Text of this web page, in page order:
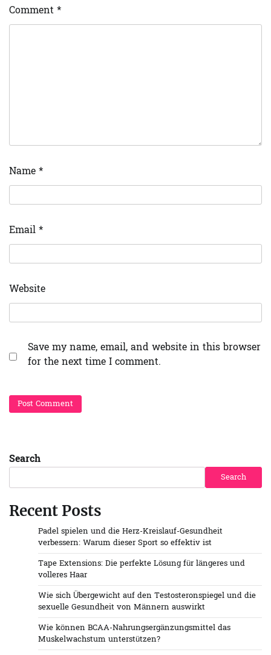
Comment *
Name *
Email *
Website
Save my name, email, and website in this browser
for the next time I comment.
Search
Search
Recent Posts
Padel spielen und die Herz-Kreislauf-Gesundheit
verbessern: Warum dieser Sport so effektiv ist
Tape Extensions: Die perfekte Lösung für längeres und
volleres Haar
Wie sich Übergewicht auf den Testosteronspiegel und die
sexuelle Gesundheit von Männern auswirkt
Wie können BCAA-Nahrungsergänzungsmittel das
Muskelwachstum unterstützen?